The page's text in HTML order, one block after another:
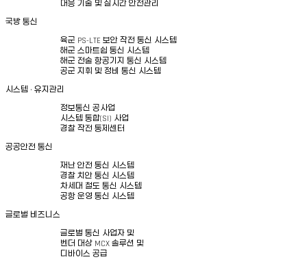
대응 기술 및 실시간 안전관리
국방 통신
육군 PS-LTE 보안 작전 통신 시스템
해군 스마트쉽 통신 시스템
해군 전술 항공기지 통신 시스템
공군 지휘 및 정비 통신 시스템
시스템 · 유지관리
정보통신 공사업
시스템 통합(SI) 사업
경찰 작전 통제센터
공공안전 통신
재난 안전 통신 시스템
경찰 치안 통신 시스템
차세대 철도 통신 시스템
공항 운영 통신 시스템
글로벌 비즈니스
글로벌 통신 사업자 및
벤더 대상 MCX 솔루션 및
디바이스 공급